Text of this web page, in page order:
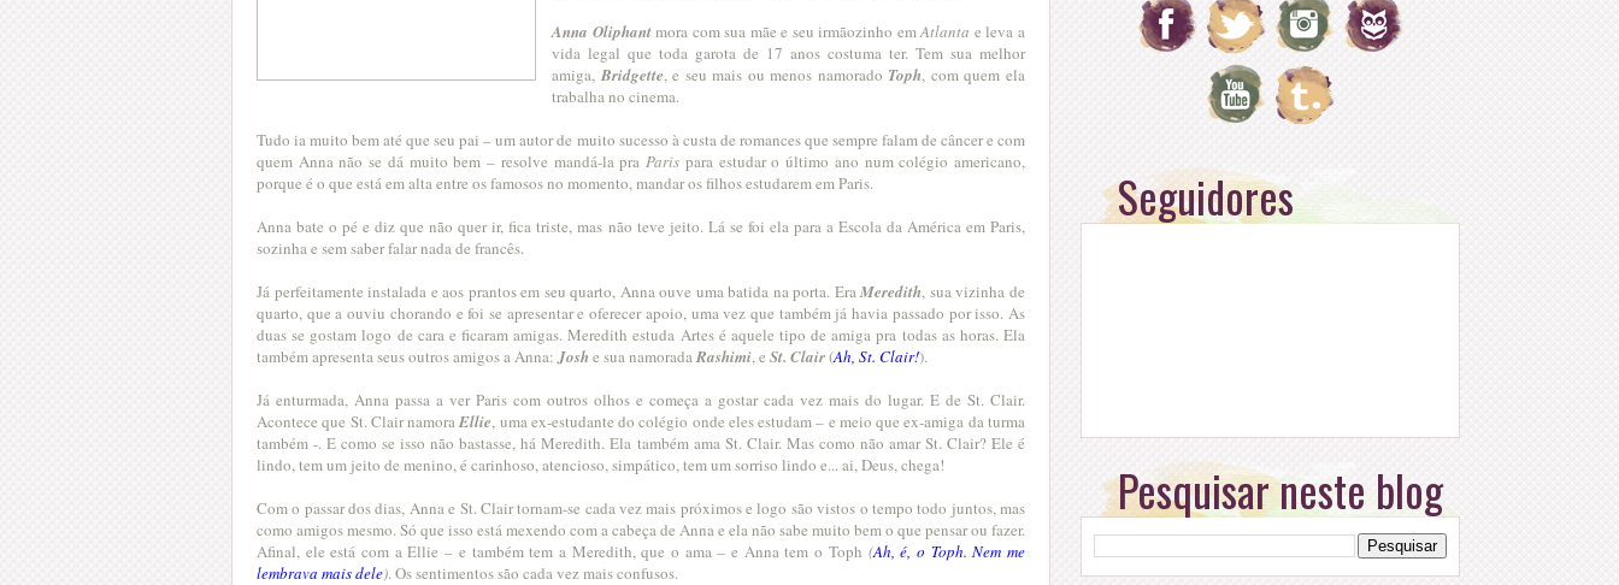
Anna Oliphantmora com sua mãe e seu irmãozinho emAtlanta e leva a
vida legal que toda garota de 17 anos costuma ter. Tem sua melhor
amiga, Bridgette, e seu mais ou menos namorado Toph, com quem ela
trabalha no cinema.
Tudo ia muito bem até que seu pai – um autor de muito sucesso à custa de romances que sempre falam de câncer e com
quem Anna não se dá muito bem – resolve mandá-la pra Paris para estudar o último ano num colégio americano,
porque é o que está em alta entre os famosos no momento, mandar os filhos estudarem em Paris.
Anna bate o pé e diz que não quer ir, fica triste, mas não teve jeito. Lá se foi ela para a Escola da América em Paris,
sozinha e sem saber falar nada de francês.
Já perfeitamente instalada e aos prantos em seu quarto, Anna ouve uma batida na porta. EraMeredith, sua vizinha de
quarto, que a ouviu chorando e foi se apresentar e oferecer apoio, uma vez que também já havia passado por isso. As
duas se gostam logo de cara e ficaram amigas. Meredith estuda Artes é aquele tipo de amiga pra todas as horas. Ela
também apresenta seus outros amigos a Anna: Josh e sua namorada Rashimi, e St. Clair(Ah, St. Clair!).
Já enturmada, Anna passa a ver Paris com outros olhos e começa a gostar cada vez mais do lugar. E de St. Clair.
Acontece que St. Clair namoraEllie, uma ex-estudante do colégio onde eles estudam – e meio que ex-amiga da turma
também -. E como se isso não bastasse, há Meredith. Ela também ama St. Clair. Mas como não amar St. Clair? Ele é
lindo, tem um jeito de menino, é carinhoso, atencioso, simpático, tem um sorriso lindo e... ai, Deus, chega!
Com o passar dos dias, Anna e St. Clair tornam-se cada vez mais próximos e logo são vistos o tempo todo juntos, mas
como amigos mesmo. Só que isso está mexendo com a cabeça de Anna e ela não sabe muito bem o que pensar ou fazer.
Afinal, ele está com a Ellie – e também tem a Meredith, que o ama – e Anna tem o Toph (Ah, é, o Toph. Nem me
lembrava mais dele). Os sentimentos são cada vez mais confusos.
Seguidores
Pesquisar neste blog